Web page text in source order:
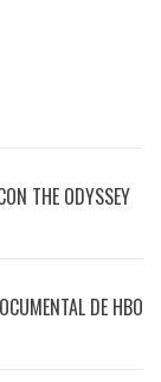
THE ODYSSEY
DE HBO